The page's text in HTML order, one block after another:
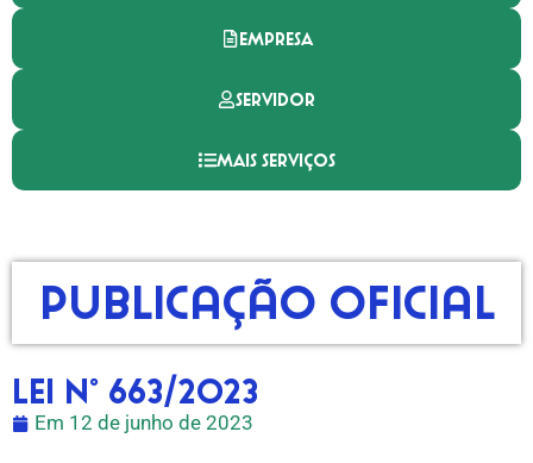
EMPRESA
SERVIDOR
MAIS SERVIÇOS
Publicação Oficial
LEI N° 663/2023
Em 12 de junho de 2023